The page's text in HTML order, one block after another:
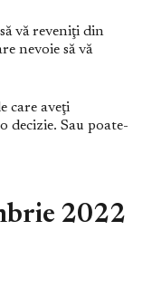
vă reveniţi din
nevoie să vă
care aveţi
decizie. Sau poate-
2022